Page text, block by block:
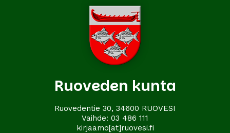
Ruoveden kunta
Ruovedentie 30, 34600 RUOVESI
Vaihde: 03 486 111
kirjaamo[at]ruovesi.fi